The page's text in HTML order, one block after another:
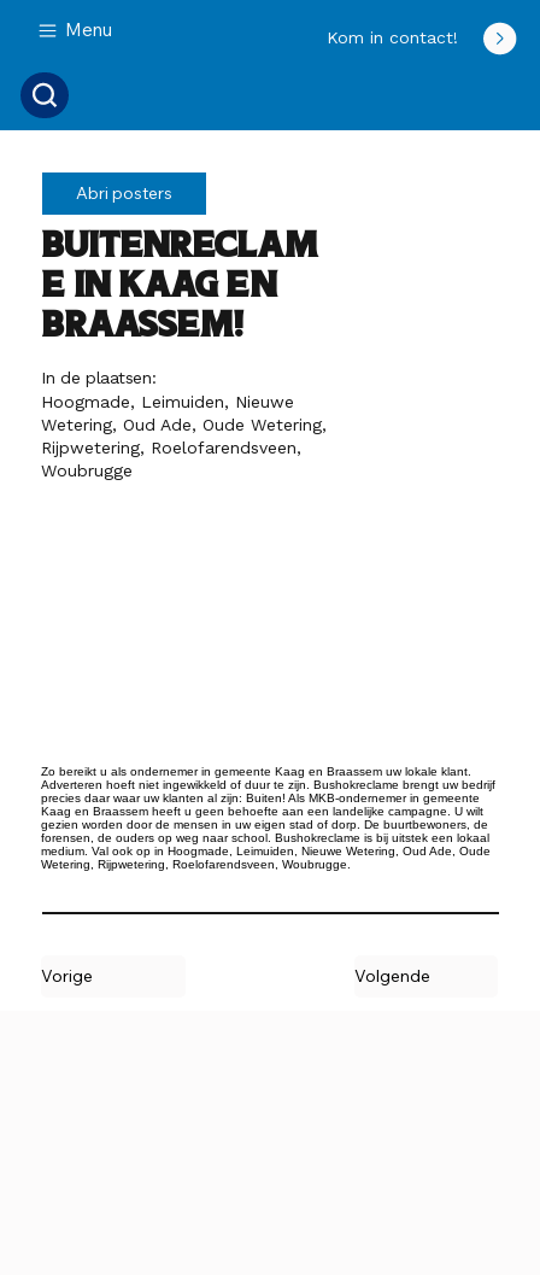
Menu Kom in contact!
Abri posters
Buitenreclam
e in Kaag en
Braassem!
In de plaatsen:
Hoogmade, Leimuiden, Nieuwe
Wetering, Oud Ade, Oude Wetering,
Rijpwetering, Roelofarendsveen,
Woubrugge
Zo bereikt u als ondernemer in gemeente Kaag en Braassem uw lokale klant.
Adverteren hoeft niet ingewikkeld of duur te zijn. Bushokreclame brengt uw bedrijf
precies daar waar uw klanten al zijn: Buiten! Als MKB-ondernemer in gemeente
Kaag en Braassem heeft u geen behoefte aan een landelijke campagne. U wilt
gezien worden door de mensen in uw eigen stad of dorp. De buurtbewoners, de
forensen, de ouders op weg naar school. Bushokreclame is bij uitstek een lokaal
medium. Val ook op in Hoogmade, Leimuiden, Nieuwe Wetering, Oud Ade, Oude
Wetering, Rijpwetering, Roelofarendsveen, Woubrugge.
Vorige Volgende